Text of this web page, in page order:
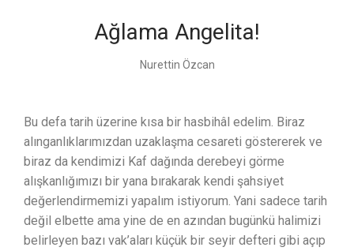
Ağlama Angelita!
Nurettin Özcan
Bu defa tarih üzerine kısa bir hasbihâl edelim. Biraz
alınganlıklarımızdan uzaklaşma cesareti göstererek ve
biraz da kendimizi Kaf dağında derebeyi görme
alışkanlığımızı bir yana bırakarak kendi şahsiyet
değerlendirmemizi yapalım istiyorum. Yani sadece tarih
değil elbette ama yine de en azından bugünkü halimizi
belirleyen bazı vak’aları küçük bir seyir defteri gibi açıp